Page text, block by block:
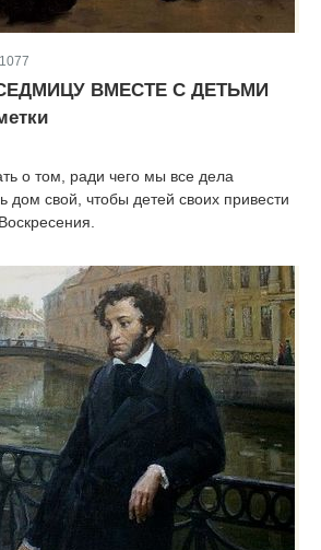
1077
ВМЕСТЕ С ДЕТЬМИ
о том, ради чего мы все дела
дом свой, чтобы детей своих привести